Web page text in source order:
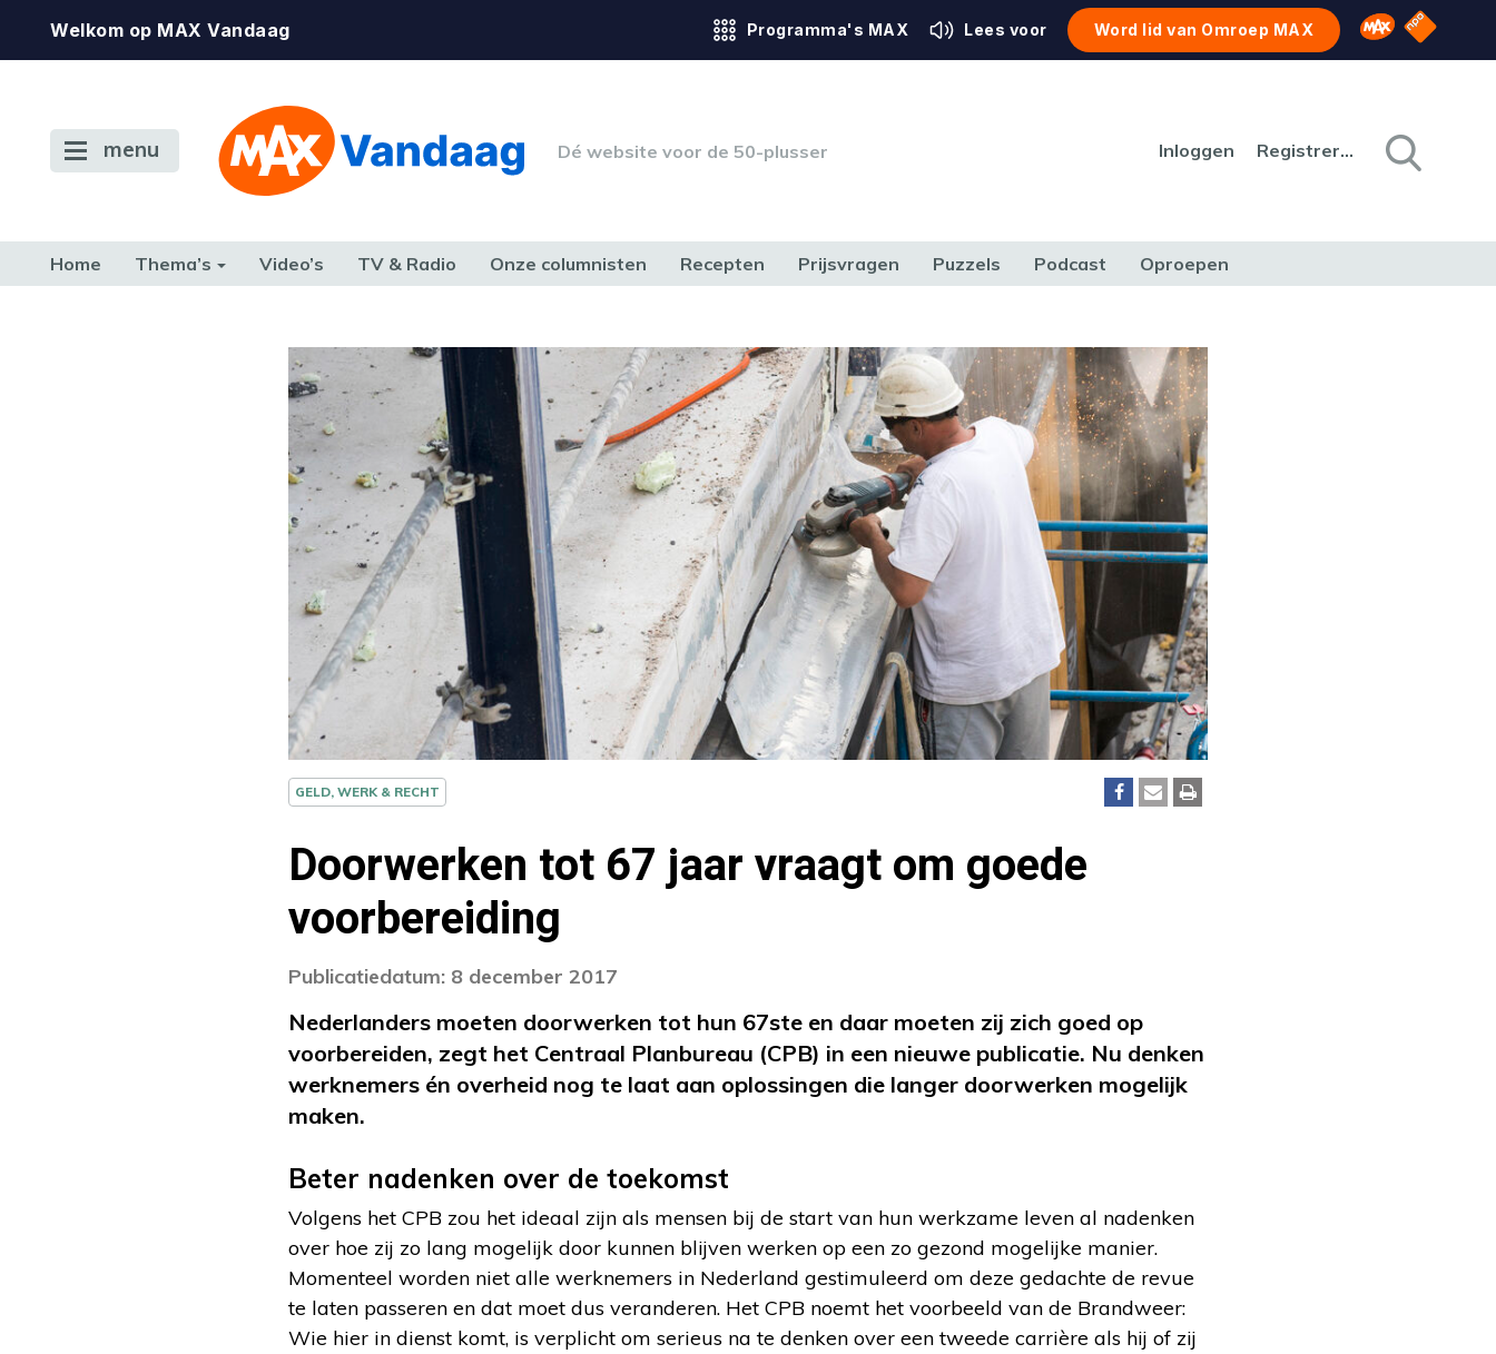
Welkom op MAX Vandaag Programma's MAX Lees voor Word lid van Omroep MAX Omroep MAX
NPO
menu Dé website voor de 50-plusser Inloggen Registreren
Home Thema’s Video’s TV & Radio Onze columnisten Recepten Prijsvragen Puzzels Podcast Oproepen
GELD, WERK & RECHT
Doorwerken tot 67 jaar vraagt om goede
voorbereiding
Publicatiedatum: 8 december 2017
Nederlanders moeten doorwerken tot hun 67ste en daar moeten zij zich goed op
voorbereiden, zegt het Centraal Planbureau (CPB) in een nieuwe publicatie. Nu denken
werknemers én overheid nog te laat aan oplossingen die langer doorwerken mogelijk
maken.
Beter nadenken over de toekomst
Volgens het CPB zou het ideaal zijn als mensen bij de start van hun werkzame leven al nadenken
over hoe zij zo lang mogelijk door kunnen blijven werken op een zo gezond mogelijke manier.
Momenteel worden niet alle werknemers in Nederland gestimuleerd om deze gedachte de revue
te laten passeren en dat moet dus veranderen. Het CPB noemt het voorbeeld van de Brandweer:
Wie hier in dienst komt, is verplicht om serieus na te denken over een tweede carrière als hij of zij